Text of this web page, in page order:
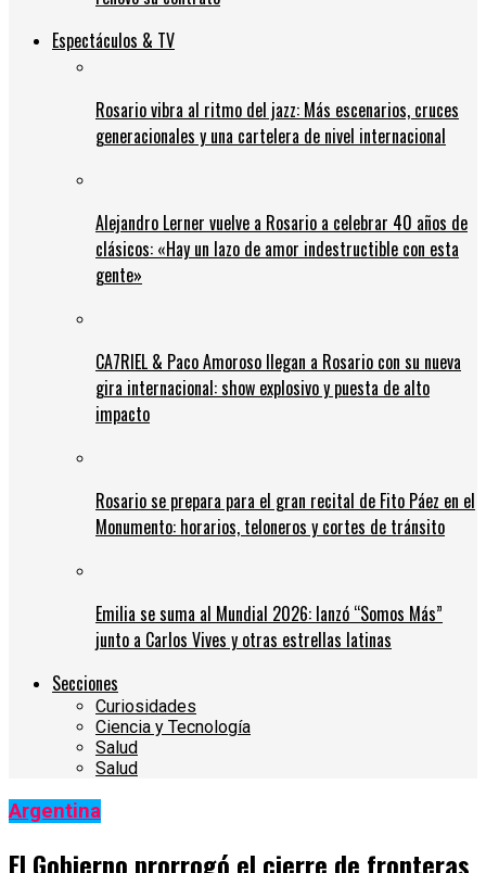
Espectáculos & TV
Rosario vibra al ritmo del jazz: Más escenarios, cruces
generacionales y una cartelera de nivel internacional
Alejandro Lerner vuelve a Rosario a celebrar 40 años de
clásicos: «Hay un lazo de amor indestructible con esta
gente»
CA7RIEL & Paco Amoroso llegan a Rosario con su nueva
gira internacional: show explosivo y puesta de alto
impacto
Rosario se prepara para el gran recital de Fito Páez en el
Monumento: horarios, teloneros y cortes de tránsito
Emilia se suma al Mundial 2026: lanzó “Somos Más”
junto a Carlos Vives y otras estrellas latinas
Secciones
Curiosidades
Ciencia y Tecnología
Salud
Salud
Argentina
El Gobierno prorrogó el cierre de fronteras